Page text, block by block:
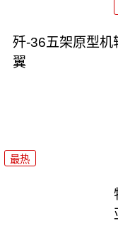
歼-36五架原型机
翼
最热